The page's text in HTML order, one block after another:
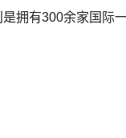
拥有300余家国际